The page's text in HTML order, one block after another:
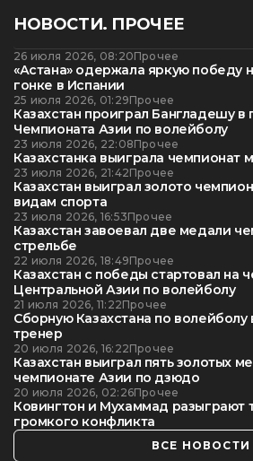
НОВОСТИ. ПРОЧЕЕ
26 июля 2026, 08:20Прочее
«Астана» одержала яркую победу
гонке в Испании
25 июля 2026, 01:29Прочее
Казахстан проиграл Бангладешу в
Чемпионата Азии по волейболу
23 июля 2026, 22:08Прочее
Казахстанка выиграла чемпионат
23 июля 2026, 21:42Прочее
Казахстан выиграл золото
видам спорта
23 июля 2026, 16:53Прочее
Казахстан завоевал две медали
стрельбе
22 июля 2026, 18:49Прочее
Казахстан с победы стартовал на
Центральной Азии по волейболу
21 июля 2026, 11:22Прочее
Сборную Казахстана по волейболу
тренер
20 июля 2026, 16:22Прочее
Казахстан выиграл пять золотых
чемпионате Азии по дзюдо
20 июля 2026, 02:26Прочее
Ковингтон и Мухаммад разыграют
громкого конфликта
ВСЕ НОВОСТИ